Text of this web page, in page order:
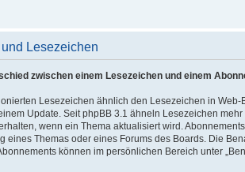
Lesezeichen
zwischen einem Lesezeichen und einem
Lesezeichen ähnlich den Lesezeichen in
Update. Seit phpBB 3.1 ähneln Lesezeichen
wenn ein Thema aktualisiert wird.
eines Themas oder eines Forums des Boards. Die
können im persönlichen Bereich unter